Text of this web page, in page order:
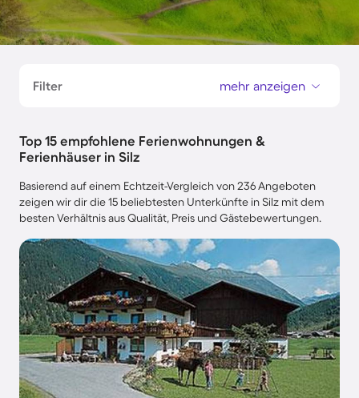
Filter mehr anzeigen
Top 15 empfohlene Ferienwohnungen &
Ferienhäuser in Silz
Basierend auf einem Echtzeit-Vergleich von 236 Angeboten
zeigen wir dir die 15 beliebtesten Unterkünfte in Silz mit dem
besten Verhältnis aus Qualität, Preis und Gästebewertungen.